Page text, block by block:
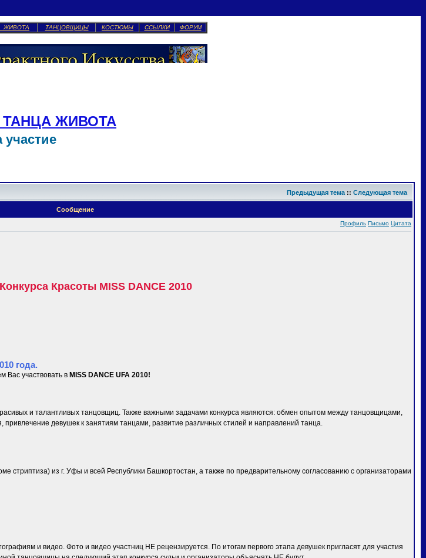
ЖИВОТА ТАНЦОВЩИЦЫ КОСТЮМЫ ССЫЛКИ ФОРУМ
ЖИВОТА
участие
Предыдущая тема :: Следующая тема
Сообщение
Профиль Письмо Цитата
Красоты MISS DANCE 2010
года.
Вас участвовать в MISS DANCE UFA 2010!
и талантливых танцовщиц. Также важными задачами конкурса являются: обмен опытом между танцовщицами,
девушек к занятиям танцами, развитие различных стилей и направлений танца.
стриптиза) из г. Уфы и всей Республики Башкортостан, а также по предварительному согласованию с организаторами
и видео. Фото и видео участниц НЕ рецензируется. По итогам первого этапа девушек пригласят для участия